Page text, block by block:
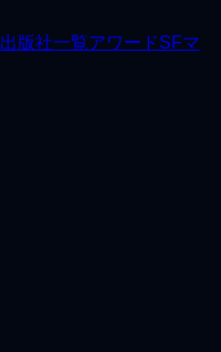
出版社一覧アワードSFマ